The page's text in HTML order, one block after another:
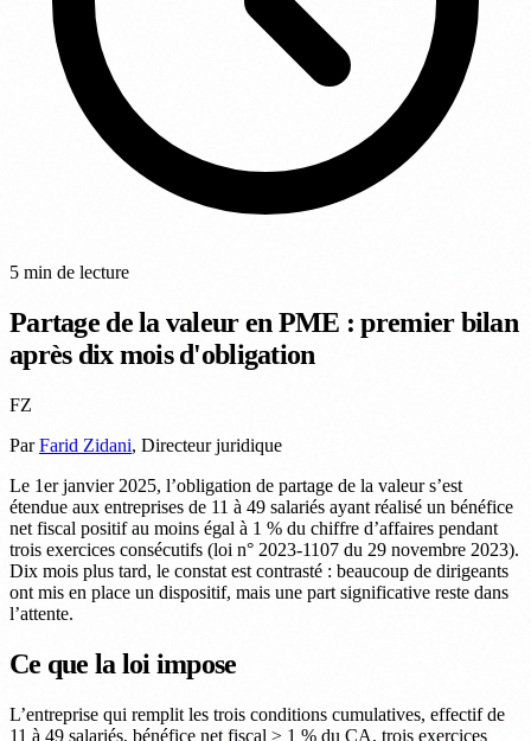
5 min de lecture
Partage de la valeur en PME : premier bilan
après dix mois d'obligation
FZ
ParFarid Zidani, Directeur juridique
Le 1er janvier 2025, l’obligation de partage de la valeur s’est
étendue aux entreprises de 11 à 49 salariés ayant réalisé un bénéfice
net fiscal positif au moins égal à 1 % du chiffre d’affaires pendant
trois exercices consécutifs (loi n° 2023-1107 du 29 novembre 2023).
Dix mois plus tard, le constat est contrasté : beaucoup de dirigeants
ont mis en place un dispositif, mais une part significative reste dans
l’attente.
Ce que la loi impose
L’entreprise qui remplit les trois conditions cumulatives, effectif de
11 à 49 salariés, bénéfice net fiscal ≥ 1 % du CA, trois exercices